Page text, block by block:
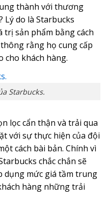
thành với thương
Lý do là Starbucks
sản phẩm bằng cách
rằng họ cung cấp
cho khách hàng.
Starbucks.
lọc cẩn thận và trải qua
với sự thực hiện của đội
cách bài bản. Chính vì
chắc chắn sẽ
dụng mức giá tầm trung
hàng những trải